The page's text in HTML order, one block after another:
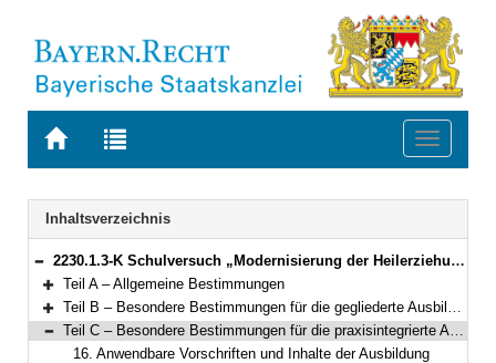
Zur
BAYERN.RECHT
Zur
letzten
Suche
Toggle
Navigation
Inhaltsverzeichnis
Bereich reduzieren
2230.1.3-K Schulversuch „Modernisierung der Heilerziehungspflegeausbildung“ Bekanntmachung des Bayerischen Staatsministeriums für Unterricht und Kultus vom 29. Juli 2024, Az. VI.8-BS9641.0-5/45/3 (BayMBl. Nr. 371 )
Bereich erweitern
Teil A – Allgemeine Bestimmungen
Bereich erweitern
Teil B – Besondere Bestimmungen für die gegliederte Ausbildung
Bereich reduzieren
Teil C – Besondere Bestimmungen für die praxisintegrierte Ausbildung
16. Anwendbare Vorschriften und Inhalte der Ausbildung